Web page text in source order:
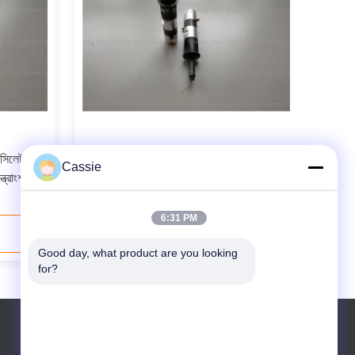
শীট ওয়েল্ডিং পজিশনিংয়ে স্মার্ট আইসি কার্ড অ্যান্টেনা
Cassie
6:31 PM
Good day, what product are you looking
for?